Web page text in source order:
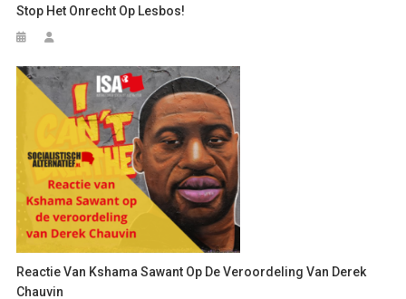
Stop Het Onrecht Op Lesbos!
Reactie Van Kshama Sawant Op De Veroordeling Van Derek
Chauvin